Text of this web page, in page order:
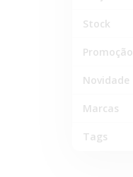
Stock
Promoção
Novidade
Marcas
Tags